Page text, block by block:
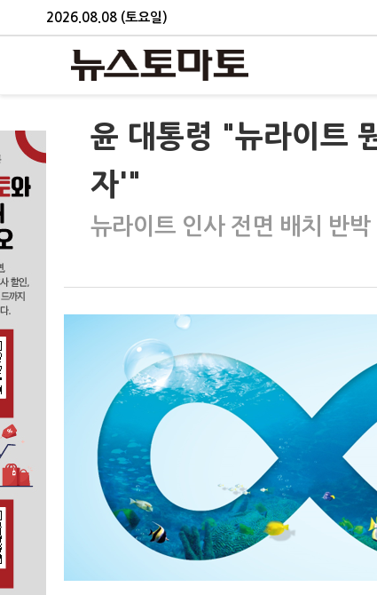
2026.08.08 (토요일)
윤 대통령 "뉴라이트
자'"
뉴라이트 인사 전면 배치 반